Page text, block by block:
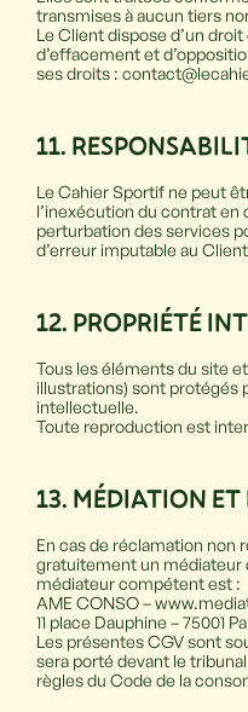
transmises à aucun tiers
Le Client dispose d’un
d’effacement et
ses droits :
11.
Le Cahier Sportif ne peut
l’inexécution du contrat
perturbation des services
d’erreur imputable au
12. PROPRIÉTÉ
Tous les éléments du site
illustrations) sont protégés
intellectuelle.
Toute reproduction est
13. MÉDIATION ET
En cas de réclamation non
gratuitement un médiateur
médiateur compétent est :
AME CONSO –
11 place Dauphine – 75001
Les présentes CGV sont
sera porté devant le
règles du Code de la